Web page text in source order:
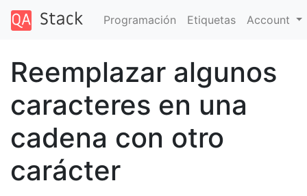
Programación Etiquetas Account
Reemplazar algunos
caracteres en una
cadena con otro
carácter